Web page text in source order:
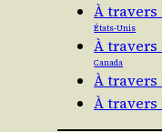
À travers
États-Unis
À travers
Canada
À travers
À travers